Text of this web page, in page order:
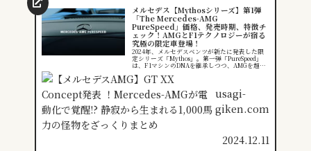
メルセデス【Mythosシリーズ】第1弾
「The Mercedes-AMG
PureSpeed」価格、発売時期、特徴チ
ェック！AMGとF1テクノロジーが宿る
究極の限定車登場！
2024年、メルセデスベンツが新たに発表した限
定シリーズ「Mythos」。第一弾「PureSpeed」
は、F1マシンのDNAを継承しつつ、AMGを超え
ード、...
usagi-
giken.com
2024.12.11